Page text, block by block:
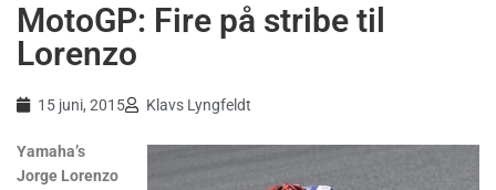
MotoGP: Fire på stribe til
Lorenzo
15 juni, 2015 Klavs Lyngfeldt
Yamaha’s
Jorge Lorenzo